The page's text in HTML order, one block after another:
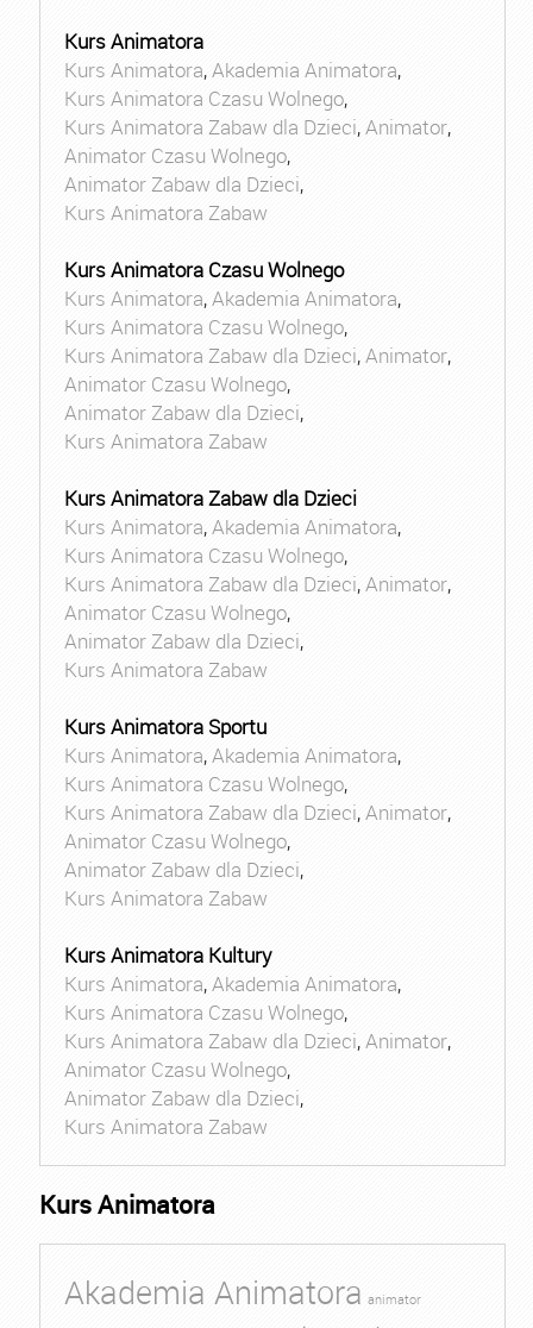
Kurs Animatora
Kurs Animatora,Akademia Animatora,
Kurs Animatora Czasu Wolnego,
Kurs Animatora Zabaw dla Dzieci,Animator,
Animator Czasu Wolnego,
Animator Zabaw dla Dzieci,
Kurs Animatora Zabaw
Kurs Animatora Czasu Wolnego
Kurs Animatora,Akademia Animatora,
Kurs Animatora Czasu Wolnego,
Kurs Animatora Zabaw dla Dzieci,Animator,
Animator Czasu Wolnego,
Animator Zabaw dla Dzieci,
Kurs Animatora Zabaw
Kurs Animatora Zabaw dla Dzieci
Kurs Animatora,Akademia Animatora,
Kurs Animatora Czasu Wolnego,
Kurs Animatora Zabaw dla Dzieci,Animator,
Animator Czasu Wolnego,
Animator Zabaw dla Dzieci,
Kurs Animatora Zabaw
Kurs Animatora Sportu
Kurs Animatora,Akademia Animatora,
Kurs Animatora Czasu Wolnego,
Kurs Animatora Zabaw dla Dzieci,Animator,
Animator Czasu Wolnego,
Animator Zabaw dla Dzieci,
Kurs Animatora Zabaw
Kurs Animatora Kultury
Kurs Animatora,Akademia Animatora,
Kurs Animatora Czasu Wolnego,
Kurs Animatora Zabaw dla Dzieci,Animator,
Animator Czasu Wolnego,
Animator Zabaw dla Dzieci,
Kurs Animatora Zabaw
Kurs Animatora
Akademia Animatora animator